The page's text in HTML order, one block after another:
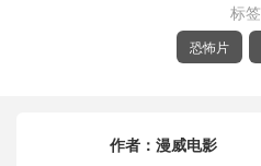
标签
恐怖片
作者： 漫威电影